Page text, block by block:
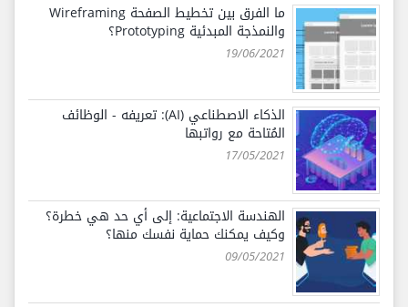
ما الفرق بين تخطيط الصفحة Wireframing
والنمذجة المبدئية Prototyping؟
19/06/2021
الذكاء الاصطناعي (AI): تعريفه - الوظائف
المُتاحة مع رواتبها
17/05/2021
الهندسة الاجتماعية: إلى أي حد هي خطرة؟
وكيف يمكنك حماية نفسك منها؟
09/05/2021